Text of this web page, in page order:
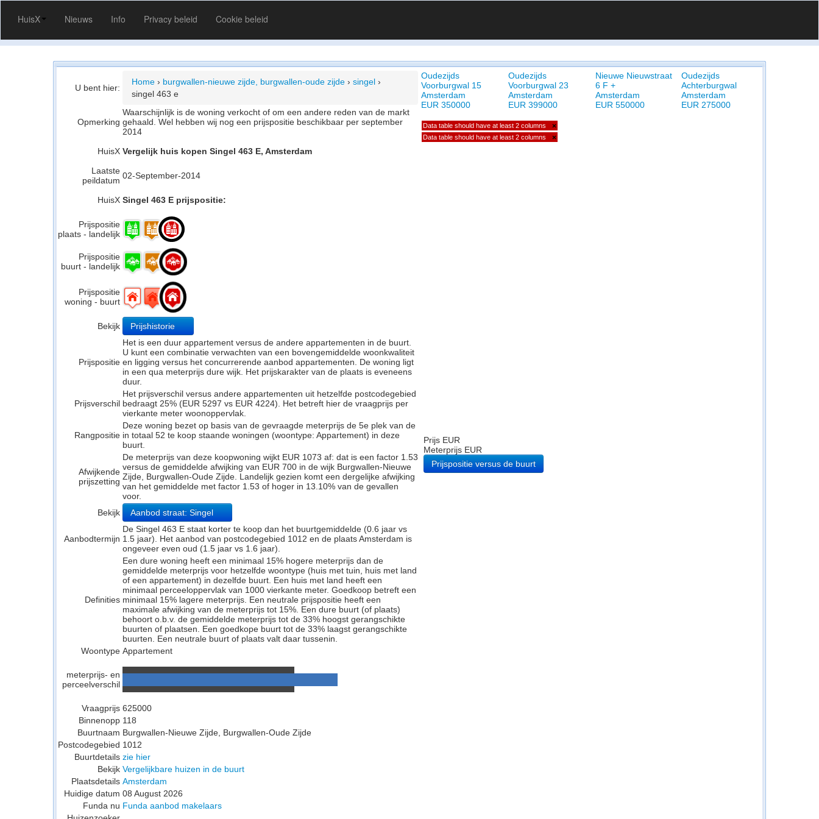
HuisX Nieuws Info Privacy beleid Cookie beleid
U bent hier:
Home › burgwallen-nieuwe zijde, burgwallen-oude zijde › singel ›
singel 463 e
Opmerking
Waarschijnlijk is de woning verkocht of om een andere reden van de markt
gehaald. Wel hebben wij nog een prijspositie beschikbaar per september
2014
HuisX Vergelijk huis kopen Singel 463 E, Amsterdam
Laatste
peildatum 02-September-2014
HuisX Singel 463 E prijspositie:
Prijspositie
plaats - landelijk
Prijspositie
buurt - landelijk
Prijspositie
woning - buurt
Bekijk Prijshistorie
Prijspositie
Het is een duur appartement versus de andere appartementen in de buurt.
U kunt een combinatie verwachten van een bovengemiddelde woonkwaliteit
en ligging versus het concurrerende aanbod appartementen. De woning ligt
in een qua meterprijs dure wijk. Het prijskarakter van de plaats is eveneens
duur.
Prijsverschil
Het prijsverschil versus andere appartementen uit hetzelfde postcodegebied
bedraagt 25% (EUR 5297 vs EUR 4224). Het betreft hier de vraagprijs per
vierkante meter woonoppervlak.
Rangpositie
Deze woning bezet op basis van de gevraagde meterprijs de 5e plek van de
in totaal 52 te koop staande woningen (woontype: Appartement) in deze
buurt.
Afwijkende
prijszetting
De meterprijs van deze koopwoning wijkt EUR 1073 af: dat is een factor 1.53
versus de gemiddelde afwijking van EUR 700 in de wijk Burgwallen-Nieuwe
Zijde, Burgwallen-Oude Zijde. Landelijk gezien komt een dergelijke afwijking
van het gemiddelde met factor 1.53 of hoger in 13.10% van de gevallen
voor.
Bekijk
Aanbod straat: Singel
Aanbodtermijn
De Singel 463 E staat korter te koop dan het buurtgemiddelde (0.6 jaar vs
1.5 jaar). Het aanbod van postcodegebied 1012 en de plaats Amsterdam is
ongeveer even oud (1.5 jaar vs 1.6 jaar).
Definities
Een dure woning heeft een minimaal 15% hogere meterprijs dan de
gemiddelde meterprijs voor hetzelfde woontype (huis met tuin, huis met land
of een appartement) in dezelfde buurt. Een huis met land heeft een
minimaal perceeloppervlak van 1000 vierkante meter. Goedkoop betreft een
minimaal 15% lagere meterprijs. Een neutrale prijspositie heeft een
maximale afwijking van de meterprijs tot 15%. Een dure buurt (of plaats)
behoort o.b.v. de gemiddelde meterprijs tot de 33% hoogst gerangschikte
buurten of plaatsen. Een goedkope buurt tot de 33% laagst gerangschikte
buurten. Een neutrale buurt of plaats valt daar tussenin.
Woontype Appartement
meterprijs- en
perceelverschil
Vraagprijs 625000
Binnenopp 118
Buurtnaam Burgwallen-Nieuwe Zijde, Burgwallen-Oude Zijde
Postcodegebied 1012
Buurtdetails zie hier
Bekijk Vergelijkbare huizen in de buurt
Plaatsdetails Amsterdam
Huidige datum 08 August 2026
Funda nu Funda aanbod makelaars
Oudezijds
Voorburgwal 15
Amsterdam
EUR 350000
Oudezijds
Voorburgwal 23
Amsterdam
EUR 399000
Nieuwe Nieuwstraat
6 F +
Amsterdam
EUR 550000
Oudezijds
Achterburgwal
Amsterdam
EUR 275000
Data table should have at least 2 columns ×
Data table should have at least 2 columns ×
Prijs EUR
Meterprijs EUR
Prijspositie versus de buurt